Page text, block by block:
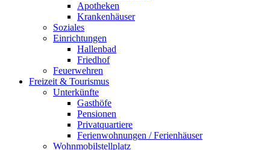
Apotheken
Krankenhäuser
Soziales
Einrichtungen
Hallenbad
Friedhof
Feuerwehren
Freizeit & Tourismus
Unterkünfte
Gasthöfe
Pensionen
Privatquartiere
Ferienwohnungen / Ferienhäuser
Wohnmobilstellplatz